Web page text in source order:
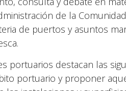
de la
de puertos y asuntos
portuarios destacan las
portuario y proponer